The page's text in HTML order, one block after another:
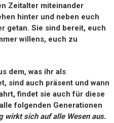
Zeitalter miteinander
hinter und neben euch
getan. Sie sind bereit, euch
willens, euch zu
dem, was ihr als
sind auch präsent und wann
findet sie auch für diese
folgenden Generationen
wirkt sich auf alle Wesen aus.